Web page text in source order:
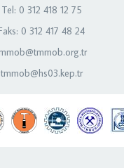
Tel: 0 312 418 12 75
0 312 417 48 24
tmmob@hs03.kep.tr